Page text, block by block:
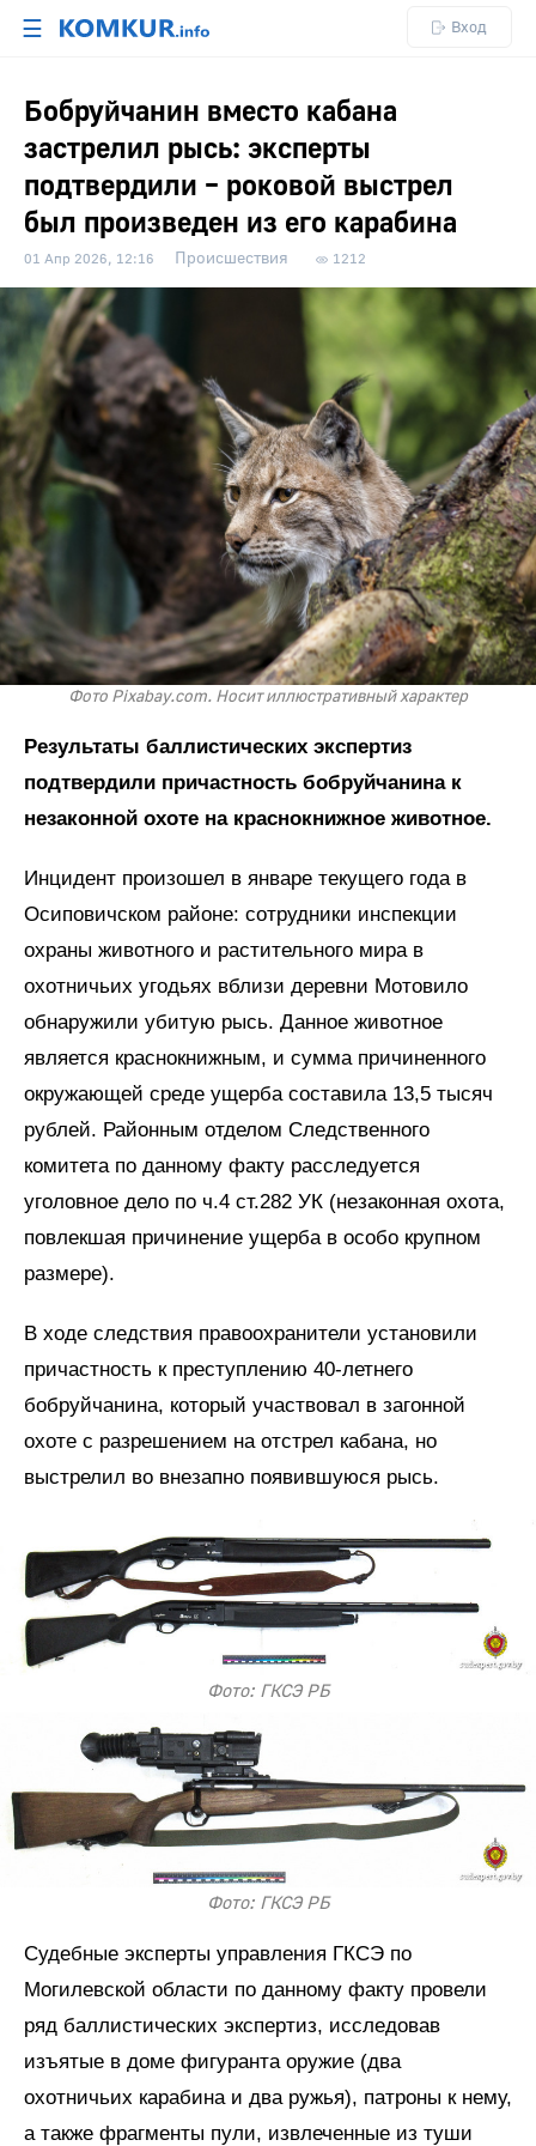
☰ Вход
Бобруйчанин вместо кабана
застрелил рысь: эксперты
подтвердили – роковой выстрел
был произведен из его карабина
01 Апр 2026, 12:16 Происшествия 1212
Фото Pixabay.com. Носит иллюстративный характер
Результаты баллистических экспертиз
подтвердили причастность бобруйчанина к
незаконной охоте на краснокнижное животное.
Инцидент произошел в январе текущего года в
Осиповичском районе: сотрудники инспекции
охраны животного и растительного мира в
охотничьих угодьях вблизи деревни Мотовило
обнаружили убитую рысь. Данное животное
является краснокнижным, и сумма причиненного
окружающей среде ущерба составила 13,5 тысяч
рублей. Районным отделом Следственного
комитета по данному факту расследуется
уголовное дело по ч.4 ст.282 УК (незаконная охота,
повлекшая причинение ущерба в особо крупном
размере).
В ходе следствия правоохранители установили
причастность к преступлению 40-летнего
бобруйчанина, который участвовал в загонной
охоте с разрешением на отстрел кабана, но
выстрелил во внезапно появившуюся рысь.
Фото: ГКСЭ РБ
Фото: ГКСЭ РБ
Судебные эксперты управления ГКСЭ по
Могилевской области по данному факту провели
ряд баллистических экспертиз, исследовав
изъятые в доме фигуранта оружие (два
охотничьих карабина и два ружья), патроны к нему,
а также фрагменты пули, извлеченные из туши